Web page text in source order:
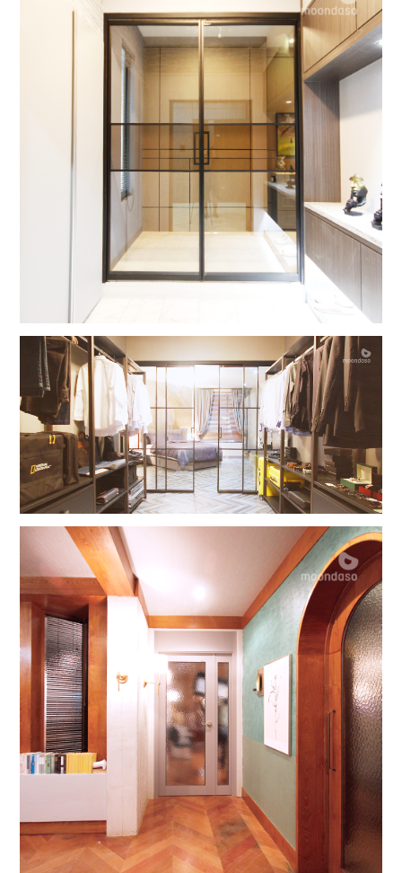
스윙도어
오마이베이비
그랑지 정대칭 여닫이
그랑지 1SD/1F+1SD/1F